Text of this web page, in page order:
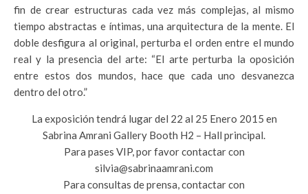
fin de crear estructuras cada vez más complejas, al mismo
tiempo abstractas e íntimas, una arquitectura de la mente. El
doble desfigura al original, perturba el orden entre el mundo
real y la presencia del arte: “El arte perturba la oposición
entre estos dos mundos, hace que cada uno desvanezca
dentro del otro.”
La exposición tendrá lugar del 22 al 25 Enero 2015 en
Sabrina Amrani Gallery Booth H2 – Hall principal.
Para pases VIP, por favor contactar con
silvia@sabrinaamrani.com
Para consultas de prensa, contactar con